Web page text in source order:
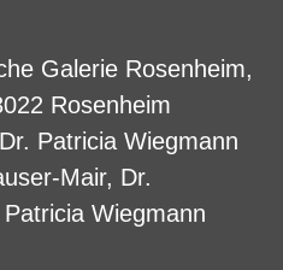
Galerie Rosenheim,
Rosenheim
Patricia Wiegmann
Mair, Dr.
Wiegmann